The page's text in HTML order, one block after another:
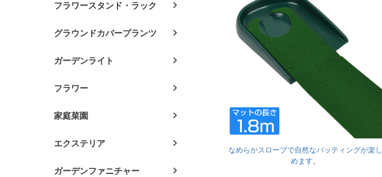
フラワースタンド・ラック
グラウンドカバープランツ
ガーデンライト
フラワー
家庭菜園
エクステリア
ガーデンファニチャー
なめらかスローブで自然なパッティングが楽し
めます。